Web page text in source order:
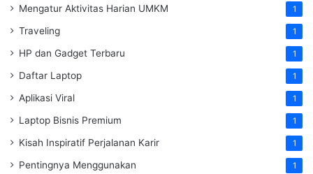
Mengatur Aktivitas Harian UMKM 1
Traveling 1
HP dan Gadget Terbaru 1
Daftar Laptop 1
Aplikasi Viral 1
Laptop Bisnis Premium 1
Kisah Inspiratif Perjalanan Karir 1
Pentingnya Menggunakan 1